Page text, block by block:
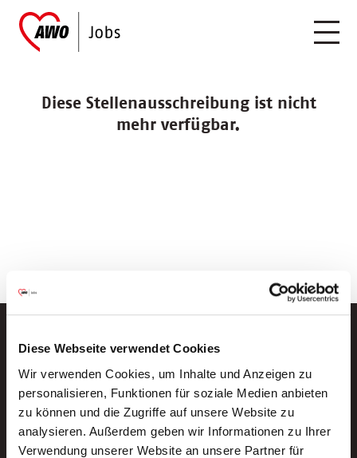
Diese Webseite verwendet Cookies
Wir verwenden Cookies, um Inhalte und Anzeigen zu
personalisieren, Funktionen für soziale Medien anbieten
zu können und die Zugriffe auf unsere Website zu
analysieren. Außerdem geben wir Informationen zu Ihrer
Verwendung unserer Website an unsere Partner für
Diese Stellenausschreibung ist nicht
mehr verfügbar.
Neue Stellen per E-Mail.
Ein kostenloser Service von AWO
Jobs.